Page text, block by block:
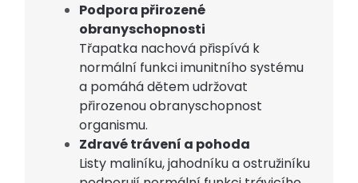
Podpora přirozené
obranyschopnosti
Třapatka nachová přispívá k
normální funkci imunitního systému
a pomáhá dětem udržovat
přirozenou obranyschopnost
organismu.
Zdravé trávení a pohoda
Listy maliníku, jahodníku a ostružiníku